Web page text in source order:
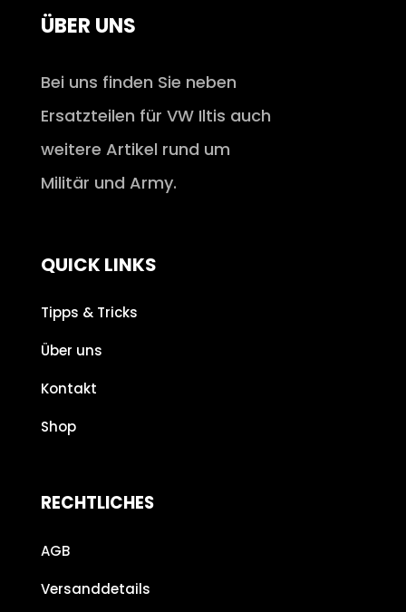
ÜBER UNS
Bei uns finden Sie neben
Ersatzteilen für VW Iltis auch
weitere Artikel rund um
Militär und Army.
QUICK LINKS
Tipps & Tricks
Über uns
Kontakt
Shop
RECHTLICHES
AGB
Versanddetails